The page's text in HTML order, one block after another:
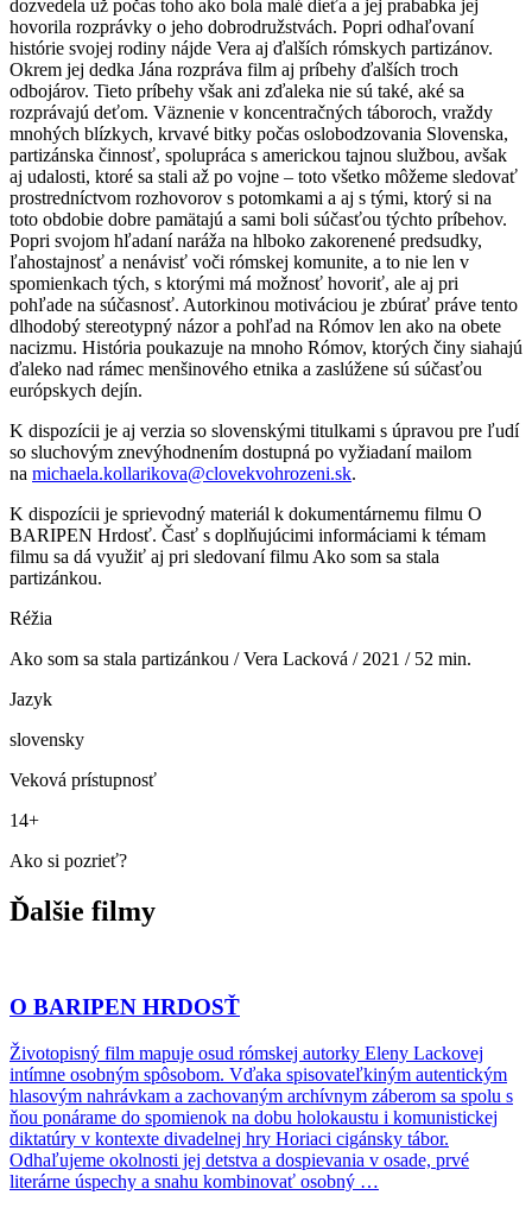
dozvedela už počas toho ako bola malé dieťa a jej prababka jej
hovorila rozprávky o jeho dobrodružstvách. Popri odhaľovaní
histórie svojej rodiny nájde Vera aj ďalších rómskych partizánov.
Okrem jej dedka Jána rozpráva film aj príbehy ďalších troch
odbojárov. Tieto príbehy však ani zďaleka nie sú také, aké sa
rozprávajú deťom. Väznenie v koncentračných táboroch, vraždy
mnohých blízkych, krvavé bitky počas oslobodzovania Slovenska,
partizánska činnosť, spolupráca s americkou tajnou službou, avšak
aj udalosti, ktoré sa stali až po vojne – toto všetko môžeme sledovať
prostredníctvom rozhovorov s potomkami a aj s tými, ktorý si na
toto obdobie dobre pamätajú a sami boli súčasťou týchto príbehov.
Popri svojom hľadaní naráža na hlboko zakorenené predsudky,
ľahostajnosť a nenávisť voči rómskej komunite, a to nie len v
spomienkach tých, s ktorými má možnosť hovoriť, ale aj pri
pohľade na súčasnosť. Autorkinou motiváciou je zbúrať práve tento
dlhodobý stereotypný názor a pohľad na Rómov len ako na obete
nacizmu. História poukazuje na mnoho Rómov, ktorých činy siahajú
ďaleko nad rámec menšinového etnika a zaslúžene sú súčasťou
európskych dejín.
K dispozícii je aj verzia so slovenskými titulkami s úpravou pre ľudí
so sluchovým znevýhodnením dostupná po vyžiadaní mailom
na michaela.kollarikova@clovekvohrozeni.sk.
K dispozícii je sprievodný materiál k dokumentárnemu filmu O
BARIPEN Hrdosť. Časť s doplňujúcimi informáciami k témam
filmu sa dá využiť aj pri sledovaní filmu Ako som sa stala
partizánkou.
Réžia
Ako som sa stala partizánkou / Vera Lacková / 2021 / 52 min.
Jazyk
slovensky
Veková prístupnosť
14+
Ako si pozrieť?
Ďalšie filmy
O BARIPEN HRDOSŤ
Životopisný film mapuje osud rómskej autorky Eleny Lackovej
intímne osobným spôsobom. Vďaka spisovateľkiným autentickým
hlasovým nahrávkam a zachovaným archívnym záberom sa spolu s
ňou ponárame do spomienok na dobu holokaustu i komunistickej
diktatúry v kontexte divadelnej hry Horiaci cigánsky tábor.
Odhaľujeme okolnosti jej detstva a dospievania v osade, prvé
literárne úspechy a snahu kombinovať osobný …